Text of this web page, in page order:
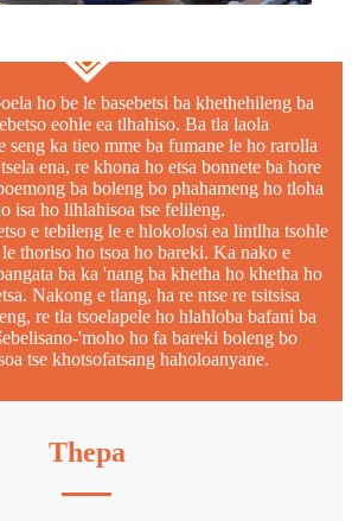
ho be le basebetsi ba khethehileng ba
eohle ea tlhahiso. Ba tla laola
seng ka tieo mme ba fumane le ho rarolla
ena, re khona ho etsa bonnete ba hore
ba boleng bo phahameng ho tloha
isa ho lihlahisoa tse felileng.
e tebileng le e hlokolosi ea lintlha tsohle
thoriso ho tsoa ho bareki. Ka nako e
ba ka 'nang ba khetha ho khetha ho
Nakong e tlang, ha re ntse re tsitsisa
re tla tsoelapele ho hlahloba bafani ba
'moho ho fa bareki boleng bo
tse khotsofatsang haholoanyane.
Thepa